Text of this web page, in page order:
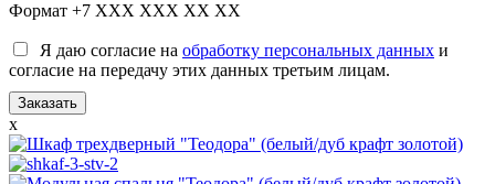
Формат +7 XXX XXX XX XX
Я даю согласие на обработку персональных данных и
согласие на передачу этих данных третьим лицам.
x